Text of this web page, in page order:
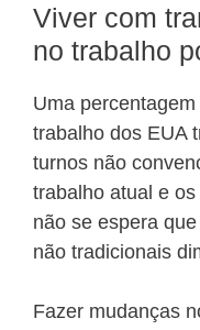
Viver com
no trabalho
Uma
trabalho dos EUA
turnos não
trabalho atual e
não se espera
não tradicionais
Fazer mudanças